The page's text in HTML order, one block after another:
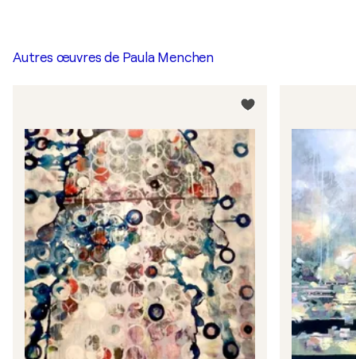
Autres œuvres de Paula Menchen